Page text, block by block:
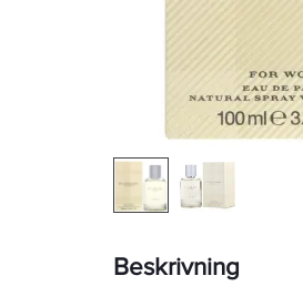
Beskrivning